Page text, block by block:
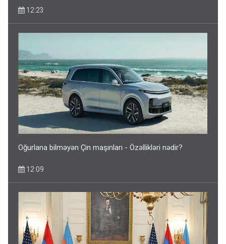
12:23
Oğurlana bilməyən Çin maşınları - Özəllikləri nədir?
12:09